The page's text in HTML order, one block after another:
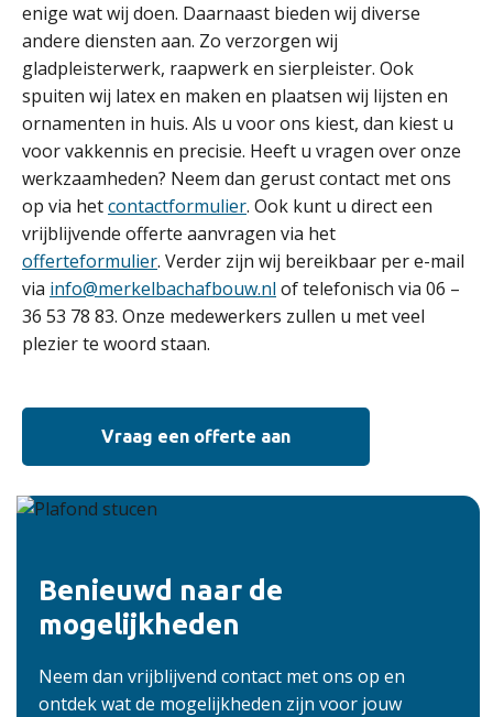
enige wat wij doen. Daarnaast bieden wij diverse
andere diensten aan. Zo verzorgen wij
gladpleisterwerk, raapwerk en sierpleister. Ook
spuiten wij latex en maken en plaatsen wij lijsten en
ornamenten in huis. Als u voor ons kiest, dan kiest u
voor vakkennis en precisie. Heeft u vragen over onze
werkzaamheden? Neem dan gerust contact met ons
op via hetcontactformulier. Ook kunt u direct een
vrijblijvende offerte aanvragen via het
offerteformulier. Verder zijn wij bereikbaar per e-mail
via info@merkelbachafbouw.nl of telefonisch via 06 –
36 53 78 83. Onze medewerkers zullen u met veel
plezier te woord staan.
Vraag een offerte aan
Benieuwd naar de
mogelijkheden
Neem dan vrijblijvend contact met ons op en
ontdek wat de mogelijkheden zijn voor jouw